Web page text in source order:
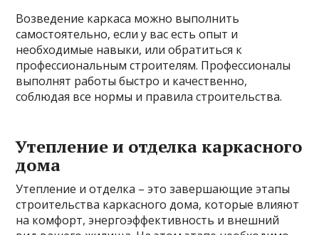
Возведение каркаса можно выполнить
самостоятельно, если у вас есть опыт и
необходимые навыки, или обратиться к
профессиональным строителям. Профессионалы
выполнят работы быстро и качественно,
соблюдая все нормы и правила строительства.
Утепление и отделка каркасного
дома
Утепление и отделка – это завершающие этапы
строительства каркасного дома, которые влияют
на комфорт, энергоэффективность и внешний